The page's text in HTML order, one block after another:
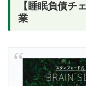
【睡眠負債チ
業